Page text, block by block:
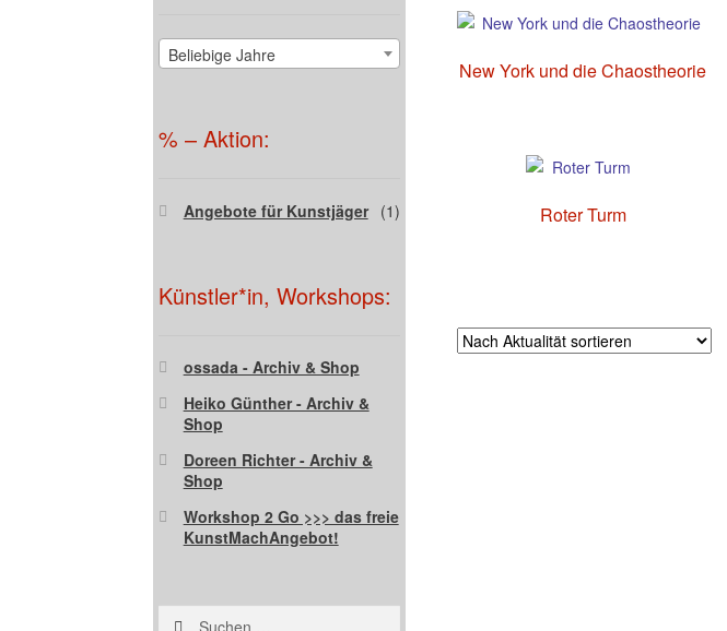
New York und die Chaostheorie
Roter Turm
Beliebige Jahre
% – Aktion:
Angebote für Kunstjäger (1)
Künstler*in, Workshops:
ossada - Archiv & Shop
Heiko Günther - Archiv &
Shop
Doreen Richter - Archiv &
Shop
Workshop 2 Go >>> das freie
KunstMachAngebot!
Suchen